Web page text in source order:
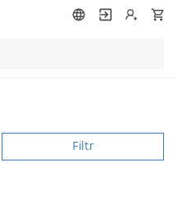
Filtr